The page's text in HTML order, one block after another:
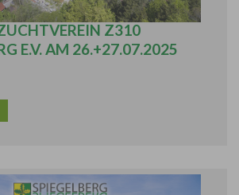
DES
Z310
E.V. AM 26.+27.07.2025